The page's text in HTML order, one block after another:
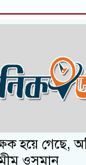
হয়ে গেছে,
ওসমান